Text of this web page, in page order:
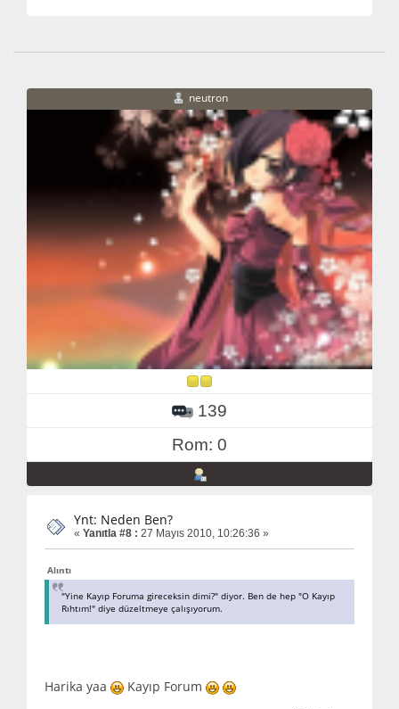
neutron
139
Rom: 0
Ynt: Neden Ben?
« Yanıtla #8 : 27 Mayıs 2010, 10:26:36 »
Alıntı
"Yine Kayıp Foruma gireceksin dimi?" diyor. Ben de hep "O Kayıp
Rıhtım!" diye düzeltmeye çalışıyorum.
Harika yaa Kayıp Forum